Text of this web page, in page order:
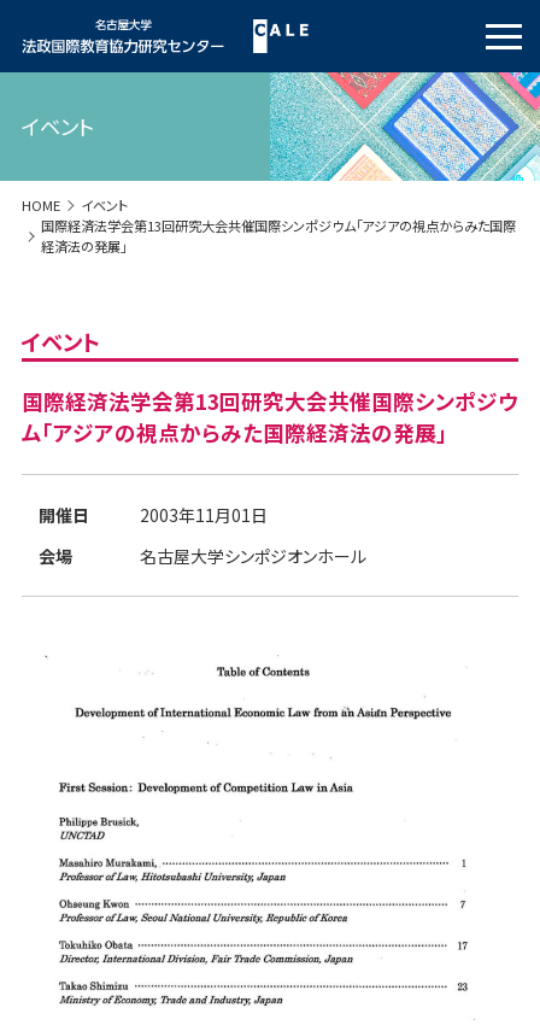
イベント
HOME
イベント
国際経済法学会第13回研究大会共催国際シンポジウム「アジアの視点からみた国際
経済法の発展」
イベント
国際経済法学会第13回研究大会共催国際シンポジウ
ム「アジアの視点からみた国際経済法の発展」
開催日
2003年11月01日
会場
名古屋大学シンポジオンホール